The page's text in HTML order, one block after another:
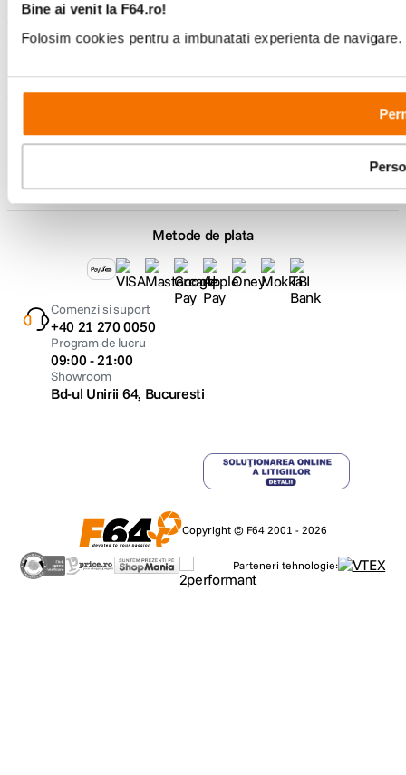
Bine ai venit la F64.ro!
Folosim cookies pentru a imbunatati experienta de
Service si garantii
F64 Studio
Urmareste-ne
Metode de plata
Comenzi si suport
+40 21 270 0050
Program de lucru
09:00 - 21:00
Showroom
Bd-ul Unirii 64, Bucuresti
Copyright © F64 2001 - 2026
Parteneri tehnologie: